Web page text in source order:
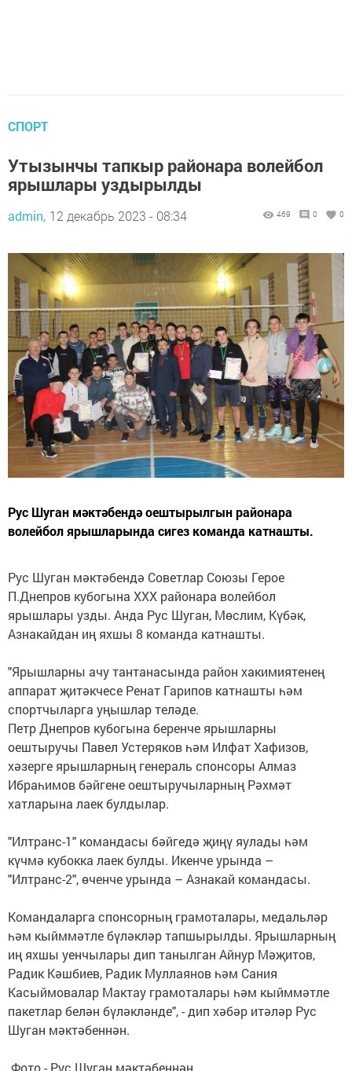
СПОРТ
Утызынчы тапкыр районара волейбол
ярышлары уздырылды
admin, 12 декабрь 2023 - 08:34 469 0 0
Рус Шуган мәктәбендә оештырылгын районара
волейбол ярышларында сигез команда катнашты.
Рус Шуган мәктәбендә Советлар Союзы Герое
П.Днепров кубогына ХХХ районара волейбол
ярышлары узды. Анда Рус Шуган, Мөслим, Күбәк,
Азнакайдан иң яхшы 8 команда катнашты.
"Ярышларны ачу тантанасында район хакимиятенең
аппарат җитәкчесе Ренат Гарипов катнашты һәм
спортчыларга уңышлар теләде.
Петр Днепров кубогына беренче ярышларны
оештыручы Павел Устеряков һәм Илфат Хафизов,
хәзерге ярышларның генераль спонсоры Алмаз
Ибраһимов бәйгене оештыручыларның Рәхмәт
хатларына лаек булдылар.
"Илтранс-1" командасы бәйгедә җиңү яулады һәм
күчмә кубокка лаек булды. Икенче урында –
"Илтранс-2", өченче урында – Азнакай командасы.
Командаларга спонсорның грамоталары, медальләр
һәм кыйммәтле бүләкләр тапшырылды. Ярышларның
иң яхшы уенчылары дип танылган Айнур Мәҗитов,
Радик Кәшбиев, Радик Муллаянов һәм Сания
Касыймовалар Мактау грамоталары һәм кыйммәтле
пакетлар белән бүләкләнде", - дип хәбәр итәләр Рус
Шуган мәктәбеннән.
Фото - Рус Шуган мәктәбеннән.